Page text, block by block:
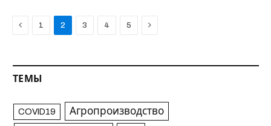
Previous
1 2 3 4 5 Next
ТЕМЫ
COVID19 Агропроизводство